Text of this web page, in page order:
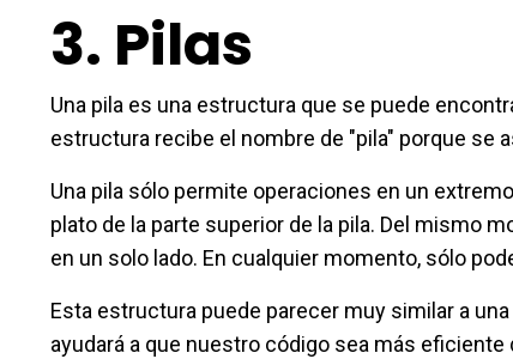
3. Pilas
Una pila es una estructura que se puede
estructura recibe el nombre de "pila" porque se
Una pila sólo permite operaciones en un
plato de la parte superior de la pila. Del mismo
en un solo lado. En cualquier momento, sólo
Esta estructura puede parecer muy similar a
ayudará a que nuestro código sea más